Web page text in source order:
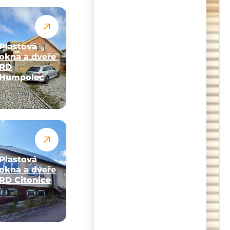
a dveře
a dveře
Citonice